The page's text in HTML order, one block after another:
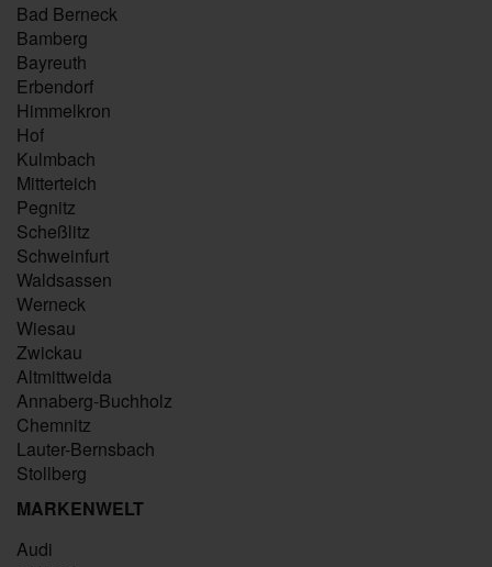
Bad Berneck
Bamberg
Bayreuth
Erbendorf
Himmelkron
Hof
Kulmbach
Mitterteich
Pegnitz
Scheßlitz
Schweinfurt
Waldsassen
Werneck
Wiesau
Zwickau
Altmittweida
Annaberg-Buchholz
Chemnitz
Lauter-Bernsbach
Stollberg
MARKENWELT
Audi